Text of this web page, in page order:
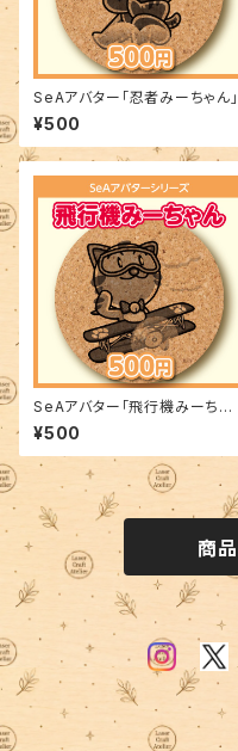
SeAアバター「忍者みーちゃん」
¥500
SeAアバター「飛行機みーちゃ
ん」
¥500
商